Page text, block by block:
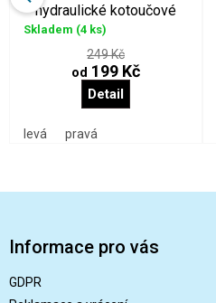
hydraulické kotoučové
brzdové páky
Skladem (4 ks)
249 Kč
od 199 Kč
Detail
levá pravá
Informace pro vás
GDPR